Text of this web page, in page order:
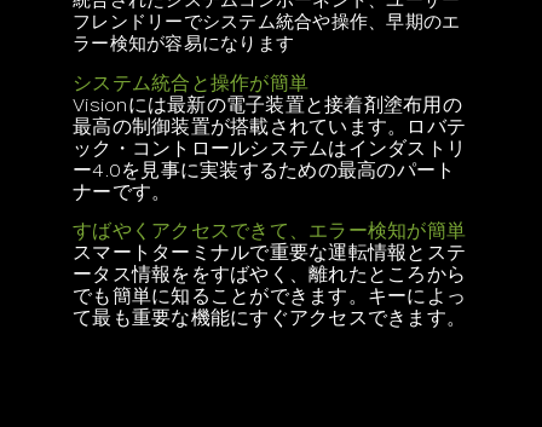
フレンドリーでシステム統合や操作、早期のエ
ラー検知が容易になります
システム統合と操作が簡単
Visionには最新の電子装置と接着剤塗布用の
最高の制御装置が搭載されています。ロバテ
ック・コントロールシステムはインダストリ
ー4.0を見事に実装するための最高のパート
ナーです。
すばやくアクセスできて、エラー検知が簡単
スマートターミナルで重要な運転情報とステ
ータス情報ををすばやく、離れたところから
でも簡単に知ることができます。キーによっ
て最も重要な機能にすぐアクセスできます。